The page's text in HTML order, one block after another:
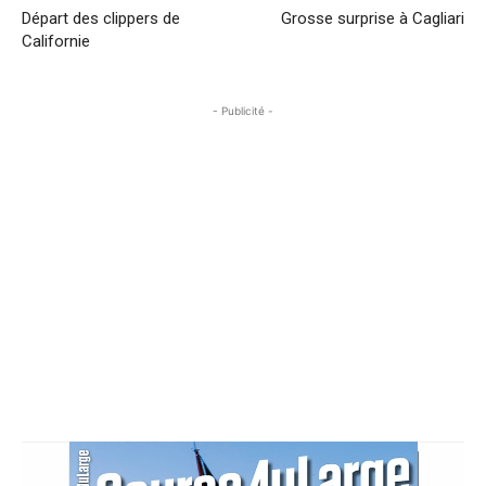
Départ des clippers de
Californie
Grosse surprise à Cagliari
- Publicité -